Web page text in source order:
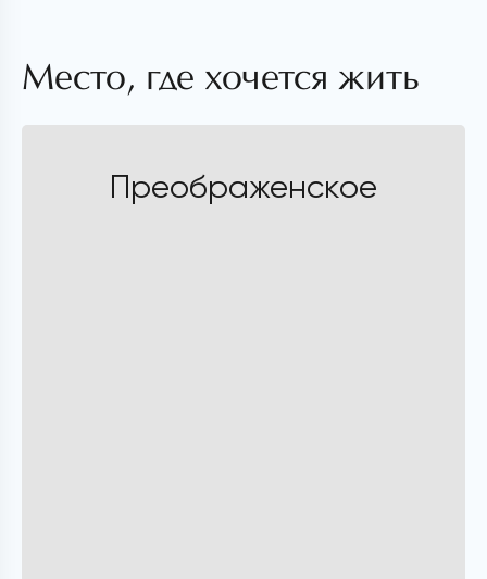
Место, где хочется жить
Преображенское